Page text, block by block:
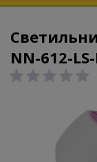
NN-612-